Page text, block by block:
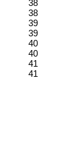
38
38
39
39
40
40
41
41